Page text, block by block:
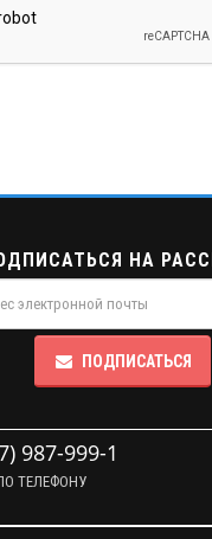
НА
ПОДПИСАТЬСЯ
987-999-1
ТЕЛЕФОНУ